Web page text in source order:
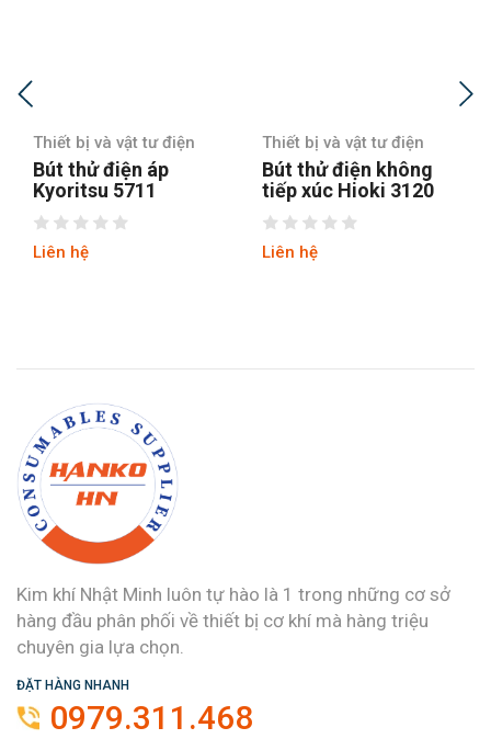
Thiết bị và vật tư điện
Bút thử điện không
tiếp xúc Hioki 3120
Liên hệ
Thiết bị và vật tư điện
Bút thử điện không
tiếp xúc Hioki 3481-
20
Liên hệ
Kim khí Nhật Minh luôn tự hào là 1 trong những cơ sở
hàng đầu phân phối về thiết bị cơ khí mà hàng triệu
chuyên gia lựa chọn.
ĐẶT HÀNG NHANH
0979.311.468